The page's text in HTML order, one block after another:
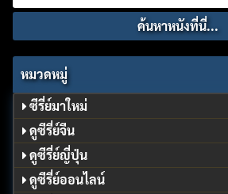
for:
หมวดหมู่
ซีรี่ย์มาใหม่
ดูซีรี่ย์จีน
ดูซีรี่ย์ญี่ปุ่น
ดูซีรี่ย์ออนไลน์